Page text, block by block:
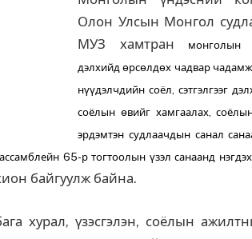
Олон Улсын Монгол
МУЗ хамтран
монголын
дэлхийд өрсөлдөх чадвар
нүүдэлчдийн соёл, сэтгэлгээг
соёлын өвийг хамгаалах,
эрдэмтэн судлаачдын санал
65-р тогтоолын үзэл санаанд
байгуулж байна.
хурал, үзэсгэлэн, соёлын